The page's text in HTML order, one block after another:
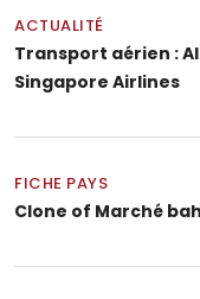
ACTUALITÉ
Transport aérien :
Singapore Airlines
FICHE PAYS
Clone of Marché